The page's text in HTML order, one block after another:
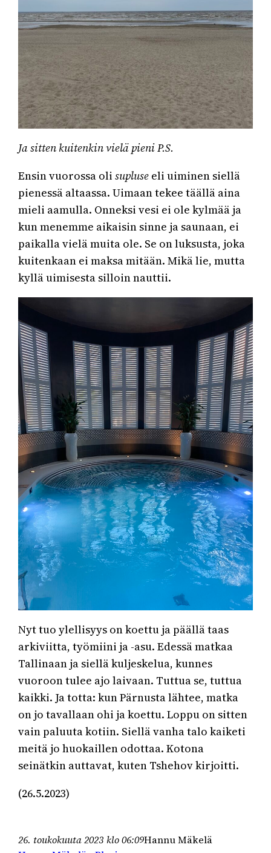
Ja sitten kuitenkin vielä pieni P.S.
Ensin vuorossa olisupluse eli uiminen siellä
pienessä altaassa. Uimaan tekee täällä aina
mieli aamulla. Onneksi vesi ei ole kylmää ja
kun menemme aikaisin sinne ja saunaan, ei
paikalla vielä muita ole. Se on luksusta, joka
kuitenkaan ei maksa mitään. Mikä lie, mutta
kyllä uimisesta silloin nauttii.
Nyt tuo ylellisyys on koettu ja päällä taas
arkiviitta, työmiini ja -asu. Edessä matkaa
Tallinaan ja siellä kuljeskelua, kunnes
vuoroon tulee ajo laivaan. Tuttua se, tuttua
kaikki. Ja totta: kun Pärnusta lähtee, matka
on jo tavallaan ohi ja koettu. Loppu on sitten
vain paluuta kotiin. Siellä vanha talo kaiketi
meitä jo huokaillen odottaa. Kotona
seinätkin auttavat, kuten Tshehov kirjoitti.
(26.5.2023)
26. toukokuuta 2023 klo 06:09Hannu Mäkelä